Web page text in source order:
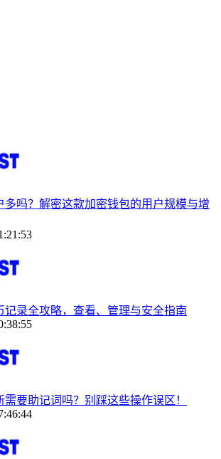
多吗？解密这款加密钱包的用户规模与增
记录全攻略，查看、管理与安全指南
需要助记词吗？别踩这些操作误区！